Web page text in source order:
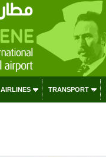
AIRLINES TRANSPORT